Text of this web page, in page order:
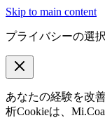
Skip to main content
プライバシーの選択
あなたの経験を改
析Cookieは、